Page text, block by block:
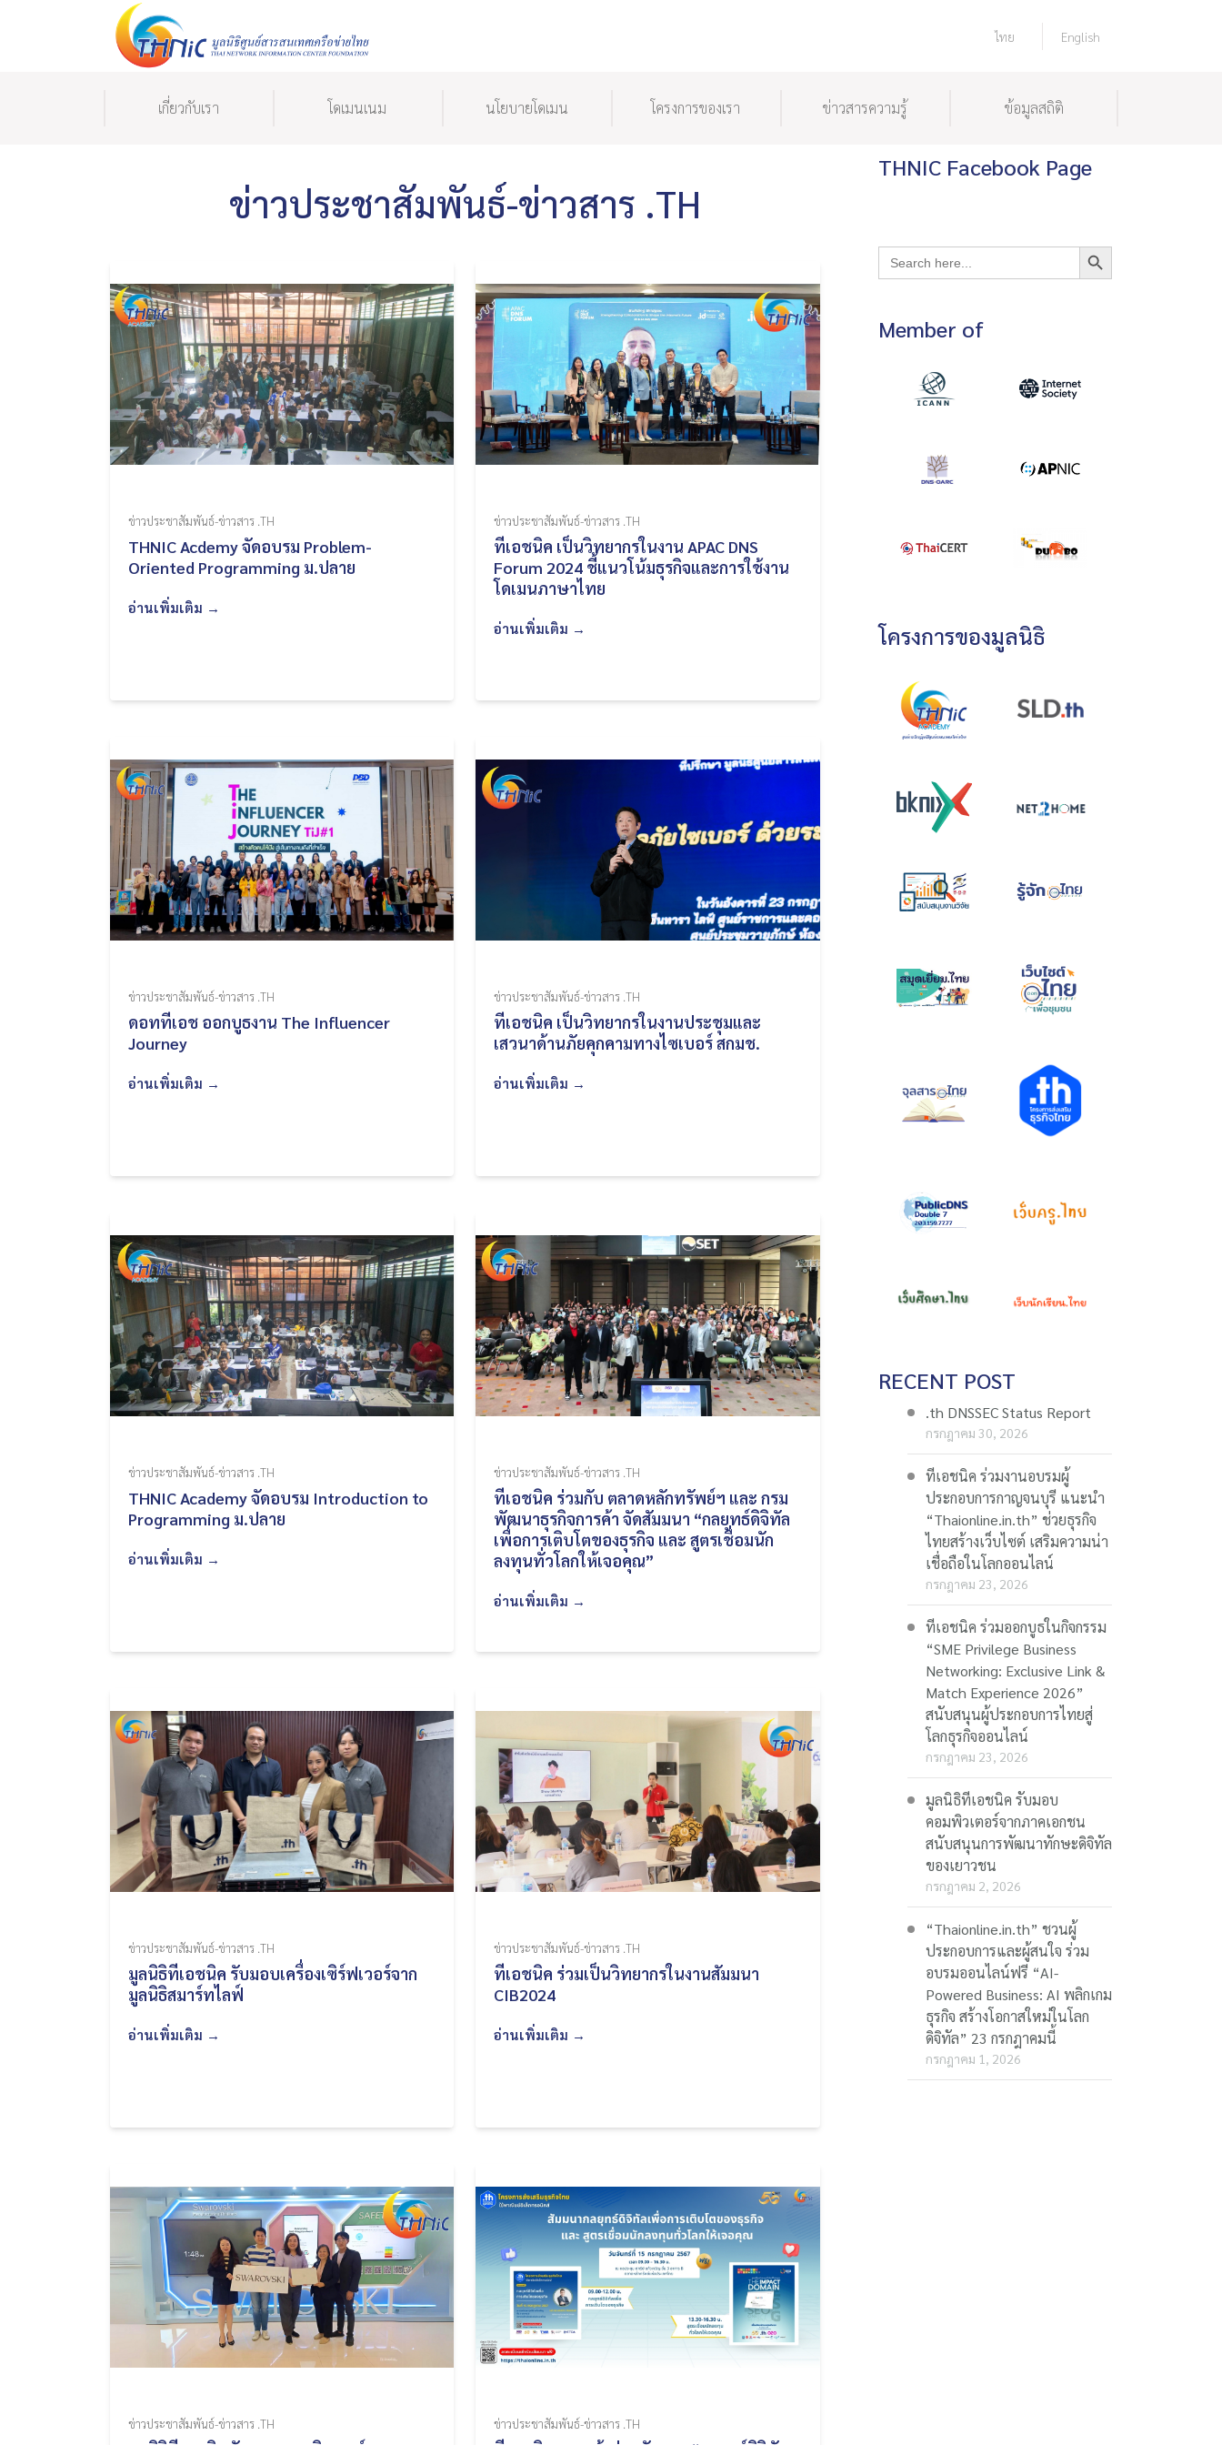
ไทย English
เกี่ยวกับเรา โดเมนเนม นโยบายโดเมน โครงการของเรา ข่าวสารความรู้ ข้อมูลสถิติ
ข่าวประชาสัมพันธ์-ข่าวสาร .TH
ข่าวประชาสัมพันธ์-ข่าวสาร .TH
THNIC Acdemy จัดอบรม Problem-
Oriented Programming ม.ปลาย
อ่านเพิ่มเติม →
ข่าวประชาสัมพันธ์-ข่าวสาร .TH
ทีเอชนิค เป็นวิทยากรในงาน APAC DNS
Forum 2024 ชี้แนวโน้มธุรกิจและการใช้งาน
โดเมนภาษาไทย
อ่านเพิ่มเติม →
ข่าวประชาสัมพันธ์-ข่าวสาร .TH
ดอททีเอช ออกบูธงาน The Influencer
Journey
อ่านเพิ่มเติม →
ข่าวประชาสัมพันธ์-ข่าวสาร .TH
ทีเอชนิค เป็นวิทยากรในงานประชุมและ
เสวนาด้านภัยคุกคามทางไซเบอร์ สกมช.
อ่านเพิ่มเติม →
ข่าวประชาสัมพันธ์-ข่าวสาร .TH
THNIC Academy จัดอบรม Introduction to
Programming ม.ปลาย
อ่านเพิ่มเติม →
ข่าวประชาสัมพันธ์-ข่าวสาร .TH
ทีเอชนิค ร่วมกับ ตลาดหลักทรัพย์ฯ และ กรม
พัฒนาธุรกิจการค้า จัดสัมมนา “กลยุทธ์ดิจิทัล
เพื่อการเติบโตของธุรกิจ และ สูตรเชื่อมนัก
ลงทุนทั่วโลกให้เจอคุณ”
อ่านเพิ่มเติม →
ข่าวประชาสัมพันธ์-ข่าวสาร .TH
มูลนิธิทีเอชนิค รับมอบเครื่องเซิร์ฟเวอร์จาก
มูลนิธิสมาร์ทไลฟ์
อ่านเพิ่มเติม →
ข่าวประชาสัมพันธ์-ข่าวสาร .TH
ทีเอชนิค ร่วมเป็นวิทยากรในงานสัมมนา
CIB2024
อ่านเพิ่มเติม →
ข่าวประชาสัมพันธ์-ข่าวสาร .TH ข่าวประชาสัมพันธ์-ข่าวสาร .TH
THNIC Facebook Page
Search
for:
Search Button
Member of
โครงการของมูลนิธิ
RECENT POST
.th DNSSEC Status Report
กรกฎาคม 30, 2026
ทีเอชนิค ร่วมงานอบรมผู้
ประกอบการกาญจนบุรี แนะนำ
“Thaionline.in.th” ช่วยธุรกิจ
ไทยสร้างเว็บไซต์ เสริมความน่า
เชื่อถือในโลกออนไลน์
กรกฎาคม 23, 2026
ทีเอชนิค ร่วมออกบูธในกิจกรรม
“SME Privilege Business
Networking: Exclusive Link &
Match Experience 2026”
สนับสนุนผู้ประกอบการไทยสู่
โลกธุรกิจออนไลน์
กรกฎาคม 23, 2026
มูลนิธิทีเอชนิค รับมอบ
คอมพิวเตอร์จากภาคเอกชน
สนับสนุนการพัฒนาทักษะดิจิทัล
ของเยาวชน
กรกฎาคม 2, 2026
“Thaionline.in.th” ชวนผู้
ประกอบการและผู้สนใจ ร่วม
อบรมออนไลน์ฟรี “AI-
Powered Business: AI พลิกเกม
ธุรกิจ สร้างโอกาสใหม่ในโลก
ดิจิทัล” 23 กรกฎาคมนี้
กรกฎาคม 1, 2026